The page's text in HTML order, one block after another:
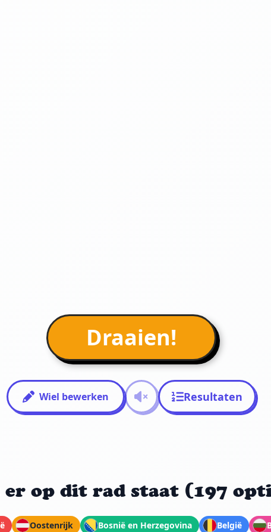
Draaien!
Wiel bewerken Resultaten
er op dit rad staat (197
Oostenrijk Bosnië en Herzegovina België